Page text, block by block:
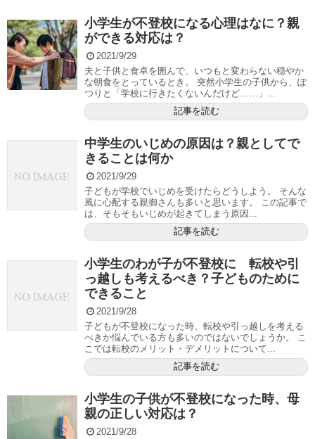
小学生が不登校になる心理はなに？親
ができる対応は？
2021/9/29
夫と子供と食卓を囲んで、いつもと変わらない穏やか
な朝食をとっているとき。 突然小学生の子供から、ぽ
つりと「学校に行きたくないんだけど……」...
記事を読む
中学生のいじめの原因は？親としてで
きることは何か
2021/9/29
子どもが学校でいじめを受けたらどうしよう。 そんな
風に心配する親御さんも多いと思います。 この記事で
は、そもそもいじめが起きてしまう原因...
記事を読む
小学生のわが子が不登校に 転校や引
っ越しも考えるべき？子どものために
できること
2021/9/28
子どもが不登校になった時、転校や引っ越しを考える
べきか悩んでいる方も多いのではないでしょうか。 こ
こでは転校のメリット・デメリットについて...
記事を読む
小学生の子供が不登校になった時、母
親の正しい対応は？
2021/9/28